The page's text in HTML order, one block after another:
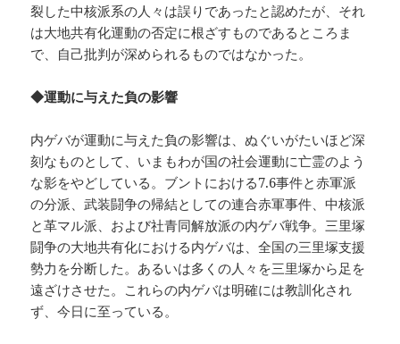
裂した中核派系の人々は誤りであったと認めたが、それ
は大地共有化運動の否定に根ざすものであるところま
で、自己批判が深められるものではなかった。
◆運動に与えた負の影響
内ゲバが運動に与えた負の影響は、ぬぐいがたいほど深
刻なものとして、いまもわが国の社会運動に亡霊のよう
な影をやどしている。ブントにおける7.6事件と赤軍派
の分派、武装闘争の帰結としての連合赤軍事件、中核派
と革マル派、および社青同解放派の内ゲバ戦争。三里塚
闘争の大地共有化における内ゲバは、全国の三里塚支援
勢力を分断した。あるいは多くの人々を三里塚から足を
遠ざけさせた。これらの内ゲバは明確には教訓化され
ず、今日に至っている。